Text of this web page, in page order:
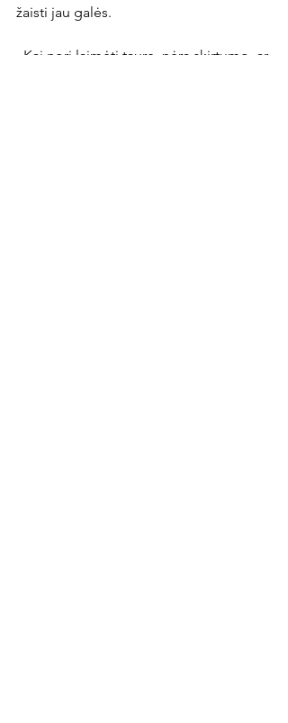
žaisti jau galės.
„Kai nori laimėti taurę, nėra skirtumo, ar